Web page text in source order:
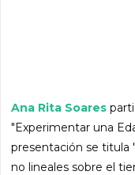
Ana Rita Soares
"Experimentar una
presentación se titula
no lineales sobre el